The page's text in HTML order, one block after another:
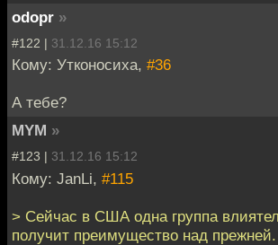
odopr »
#122 | 31.12.16 15:12
Кому: Утконосиха, #36
А тебе?
MYM »
#123 | 31.12.16 15:12
Кому: JanLi, #115
> Сейчас в США одна группа
получит преимущество над прежней.